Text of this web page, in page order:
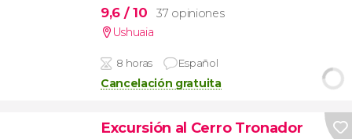
9,6 / 10
37 opiniones
Ushuaia
8 horas Español
Cancelación gratuita
Excursión al Cerro Tronador